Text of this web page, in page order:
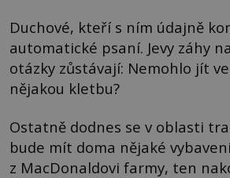
Duchové, kteří s ním údajně
automatické psaní. Jevy záhy
otázky zůstávají: Nemohlo jít
nějakou kletbu?
Ostatně dodnes se v oblasti
bude mít doma nějaké
z MacDonaldovi farmy, ten